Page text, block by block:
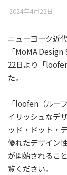
2024年4月22日
ニューヨーク近
「MoMA
22日より「
た。
「loofen（ルー
イリッシュなデ
ッド・ドット・
優れたデザイン
が開始されるこ
覧ください。